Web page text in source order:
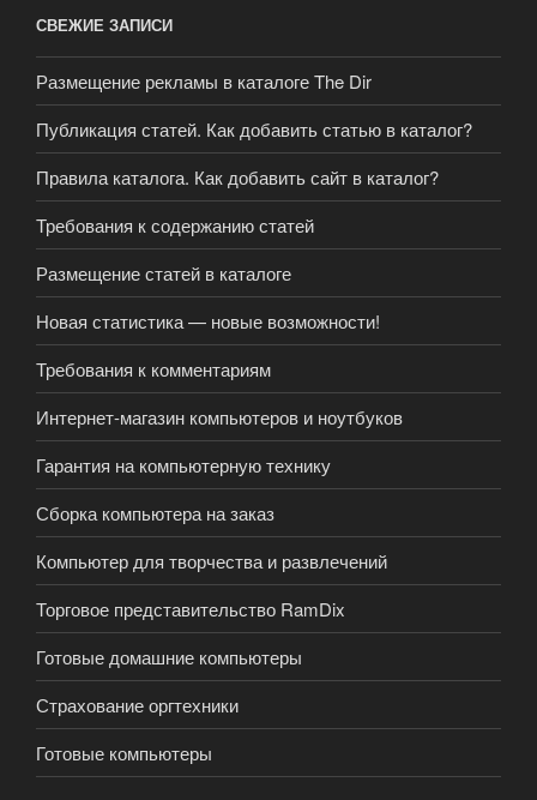
СВЕЖИЕ ЗАПИСИ
Размещение рекламы в каталоге The Dir
Публикация статей. Как добавить статью в каталог?
Правила каталога. Как добавить сайт в каталог?
Требования к содержанию статей
Размещение статей в каталоге
Новая статистика — новые возможности!
Требования к комментариям
Интернет-магазин компьютеров и ноутбуков
Гарантия на компьютерную технику
Сборка компьютера на заказ
Компьютер для творчества и развлечений
Торговое представительство RamDix
Готовые домашние компьютеры
Страхование оргтехники
Готовые компьютеры